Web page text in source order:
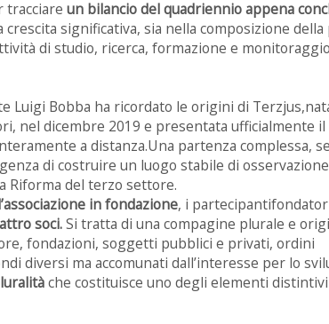
tracciare un bilancio del quadriennio appena
significativa, sia nella composizione
di studio, ricerca, formazione e
Bobba ha ricordato le origini di
nel dicembre 2019 e presentata ufficialmente
a distanza.Una partenza complessa,
di costruire un luogo stabile di
Riforma del terzo settore.
in fondazione, i
soci.Si tratta di una compagine plurale e
fondazioni, soggetti pubblici e privati, ordini
diversi ma accomunati dall’interesse per lo
che costituisce uno degli elementi